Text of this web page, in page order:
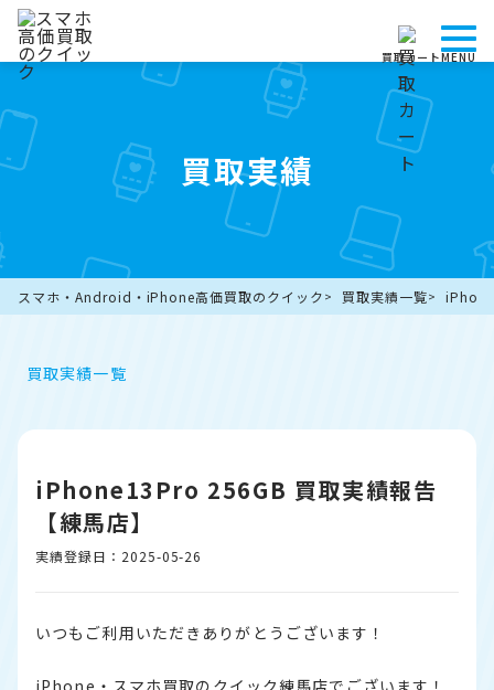
買取カートMENU
買取実績
スマホ・Android・iPhone高価買取のクイック 買取実績一覧
買取実績一覧
iPhone13Pro 256GB 買取実績報告
【練馬店】
実績登録日：2025-05-26
いつもご利用いただきありがとうございます！
iPhone・スマホ買取のクイック練馬店でございます！